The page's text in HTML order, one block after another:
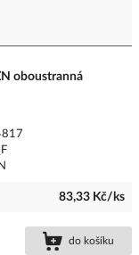
oboustranná
83,33 Kč/ks
do košíku